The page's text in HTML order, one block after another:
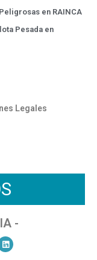
en RAINCA
Pesada en
Legales
-